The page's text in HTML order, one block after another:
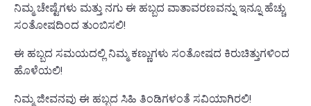
ನಿಮ್ಮ ಚೇಷ್ಟೆಗಳು ಮತ್ತು ನಗು ಈ ಹಬ್ಬದ ವಾತಾವರಣವನ್ನು ಇನ್ನೂ ಹೆಚ್ಚು
ಸಂತೋಷದಿಂದ ತುಂಬಿಸಲಿ!
ಈ ಹಬ್ಬದ ಸಮಯದಲ್ಲಿ ನಿಮ್ಮ ಕಣ್ಣುಗಳು ಸಂತೋಷದ ಕಿರುಚಿತ್ತುಗಳಿಂದ
ಹೊಳೆಯಲಿ!
ನಿಮ್ಮ ಜೀವನವು ಈ ಹಬ್ಬದ ಸಿಹಿ ತಿಂಡಿಗಳಂತೆ ಸವಿಯಾಗಿರಲಿ!